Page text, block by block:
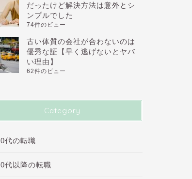
だったけど解決方法は意外とシ
ンプルでした
74件のビュー
古い体質の会社が合わないのは
優秀な証【早く逃げないとヤバ
い理由】
62件のビュー
Category
代の転職
代以降の転職